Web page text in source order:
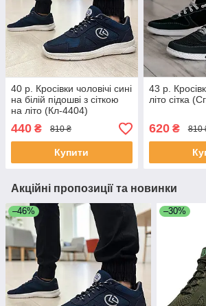
40 р. Кросівки чоловічі сині
на білій підошві з сіткою
на літо (Кл-4404)
440 ₴ 810 ₴
Купити
43 р.
літо сітка
620₴ 810
Акційні пропозиції та новинки
–46% –30%